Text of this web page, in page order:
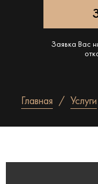
Заявка Вас
Главная Услуги